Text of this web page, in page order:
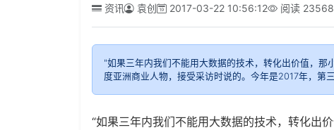
资讯 袁创 2017-03-22 10:56:12 阅读 23568
"如果三年内我们不能用大数据的技术，转化出价值，
度亚洲商业人物，接受采访时说的。今年是2017年，第三
“如果三年内我们不能用大数据的技术，转化出